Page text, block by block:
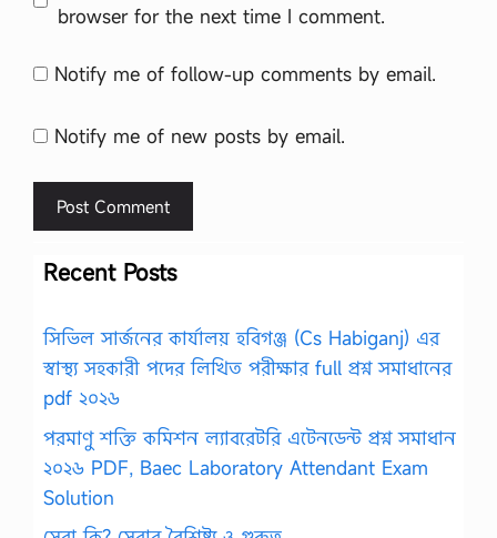
browser for the next time I comment.
Notify me of follow-up comments by email.
Notify me of new posts by email.
Recent Posts
সিভিল সার্জনের কার্যালয় হবিগঞ্জ (Cs Habiganj) এর
স্বাস্থ্য সহকারী পদের লিখিত পরীক্ষার full প্রশ্ন সমাধানের
pdf ২০২৬
পরমাণু শক্তি কমিশন ল্যাবরেটরি এটেনডেন্ট প্রশ্ন সমাধান
২০২৬ PDF, Baec Laboratory Attendant Exam
Solution